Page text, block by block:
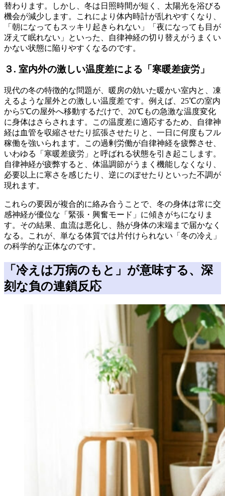
替わります。しかし、冬は日照時間が短く、太陽光を浴びる
機会が減少します。これにより体内時計が乱れやすくなり、
「朝になってもスッキリ起きられない」「夜になっても目が
冴えて眠れない」といった、自律神経の切り替えがうまくい
かない状態に陥りやすくなるのです。
３. 室内外の激しい温度差による「寒暖差疲労」
現代の冬の特徴的な問題が、暖房の効いた暖かい室内と、凍
えるような屋外との激しい温度差です。例えば、25℃の室内
から5℃の屋外へ移動するだけで、20℃もの急激な温度変化
に身体はさらされます。この温度差に適応するため、自律神
経は血管を収縮させたり拡張させたりと、一日に何度もフル
稼働を強いられます。この過剰労働が自律神経を疲弊させ、
いわゆる「寒暖差疲労」と呼ばれる状態を引き起こします。
自律神経が疲弊すると、体温調節がうまく機能しなくなり、
必要以上に寒さを感じたり、逆にのぼせたりといった不調が
現れます。
これらの要因が複合的に絡み合うことで、冬の身体は常に交
感神経が優位な「緊張・興奮モード」に傾きがちになりま
す。その結果、血流は悪化し、熱が身体の末端まで届かなく
なる。これが、単なる体質では片付けられない「冬の冷え」
の科学的な正体なのです。
「冷えは万病のもと」が意味する、深
刻な負の連鎖反応